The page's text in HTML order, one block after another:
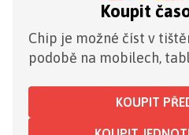
Koupit
Chip je možné číst v
podobě na mobilech,
KOUPIT